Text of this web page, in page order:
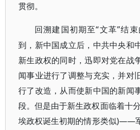
贯彻。
回溯建国初期至“文革”结
到，新中国成立后，中共中央和
新生政权的同时，迅即对党在战
闻事业进行了调整与充实，并对
行了改造，从而使新中国的新闻
段。但是由于新生政权面临着十
埃政权诞生初期的情形类似)——